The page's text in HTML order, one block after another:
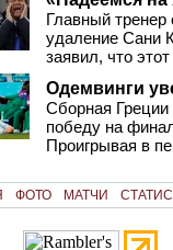
Главный тренер
удаление Сани
заявил, что
Одемвинги
Сборная
победу на
Проигрывая в
ФОТО МАТЧИ